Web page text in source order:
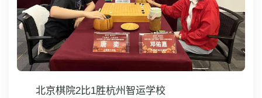
北京棋院2比1胜杭州智运学校